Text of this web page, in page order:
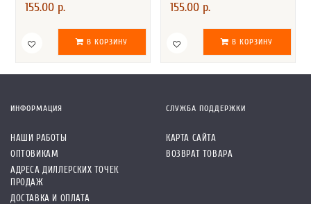
155.00 р.
В КОРЗИНУ
155.00 р.
В КОРЗИНУ
ИНФОРМАЦИЯ
НАШИ РАБОТЫ
ОПТОВИКАМ
АДРЕСА ДИЛЛЕРСКИХ ТОЧЕК
ПРОДАЖ
ДОСТАВКА И ОПЛАТА
СЛУЖБА ПОДДЕРЖКИ
КАРТА САЙТА
ВОЗВРАТ ТОВАРА